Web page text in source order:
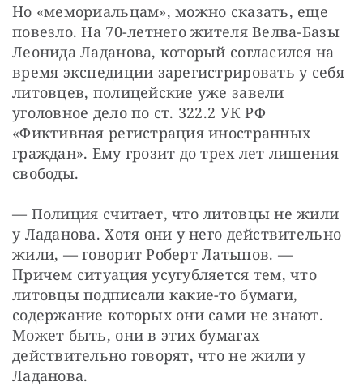
Но «мемориальцам», можно сказать, еще
повезло. На 70-летнего жителя Велва-Базы
Леонида Ладанова, который согласился на
время экспедиции зарегистрировать у себя
литовцев, полицейские уже завели
уголовное дело по ст. 322.2 УК РФ
«Фиктивная регистрация иностранных
граждан». Ему грозит до трех лет лишения
свободы.
— Полиция считает, что литовцы не жили
у Ладанова. Хотя они у него действительно
жили, — говорит Роберт Латыпов. —
Причем ситуация усугубляется тем, что
литовцы подписали какие-то бумаги,
содержание которых они сами не знают.
Может быть, они в этих бумагах
действительно говорят, что не жили у
Ладанова.